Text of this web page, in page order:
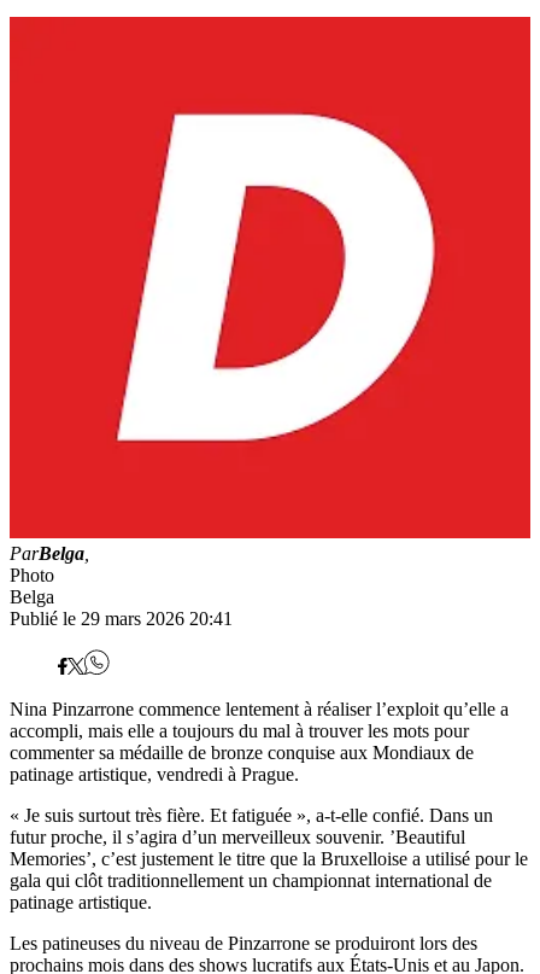
ParBelga
Photo
Belga
Publié le 29 mars 2026 20:41
Nina Pinzarrone commence lentement à réaliser l’exploit qu’elle a
accompli, mais elle a toujours du mal à trouver les mots pour
commenter sa médaille de bronze conquise aux Mondiaux de
patinage artistique, vendredi à Prague.
« Je suis surtout très fière. Et fatiguée », a-t-elle confié. Dans un
futur proche, il s’agira d’un merveilleux souvenir. ’Beautiful
Memories’, c’est justement le titre que la Bruxelloise a utilisé pour le
gala qui clôt traditionnellement un championnat international de
patinage artistique.
Les patineuses du niveau de Pinzarrone se produiront lors des
prochains mois dans des shows lucratifs aux États-Unis et au Japon.